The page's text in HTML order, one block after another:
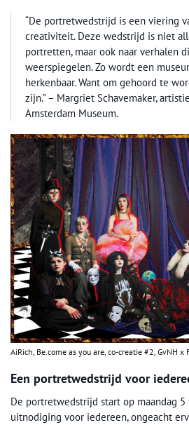
“De portretwedstrijd is een viering
creativiteit. Deze wedstrijd is niet
portretten, maar ook naar verhalen
weerspiegelen. Zo wordt een
herkenbaar. Want om gehoord te
zijn.” – Margriet Schavemaker,
Amsterdam Museum.
AiRich, Be.come as you are, co-creatie #2, GvNH x
Een portretwedstrijd voor
De portretwedstrijd start op maandag
uitnodiging voor iedereen, ongeacht